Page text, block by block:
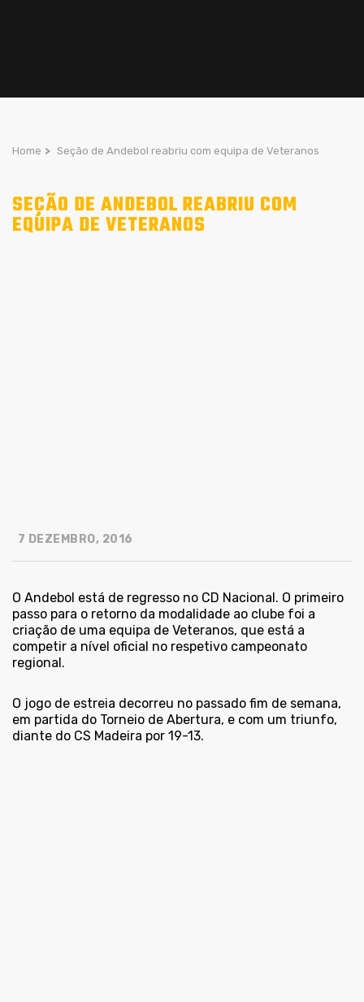
Home > Seção de Andebol reabriu com equipa de Veteranos
SEÇÃO DE ANDEBOL REABRIU COM
EQUIPA DE VETERANOS
7 DEZEMBRO, 2016
O Andebol está de regresso no CD Nacional. O primeiro
passo para o retorno da modalidade ao clube foi a
criação de uma equipa de Veteranos, que está a
competir a nível oficial no respetivo campeonato
regional.
O jogo de estreia decorreu no passado fim de semana,
em partida do Torneio de Abertura, e com um triunfo,
diante do CS Madeira por 19-13.